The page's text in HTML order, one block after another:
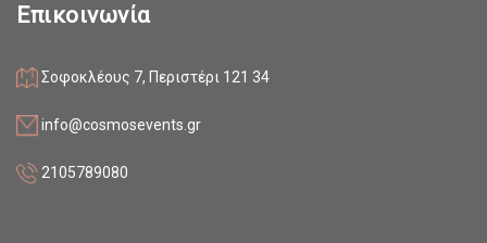
Επικοινωνία
Σοφοκλέους 7, Περιστέρι 121 34
info@cosmosevents.gr
2105789080